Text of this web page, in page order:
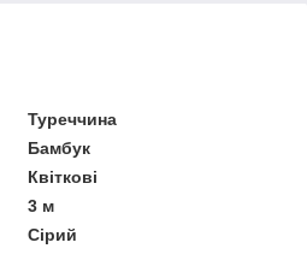
Туреччина
Бамбук
Квіткові
3 м
Сірий